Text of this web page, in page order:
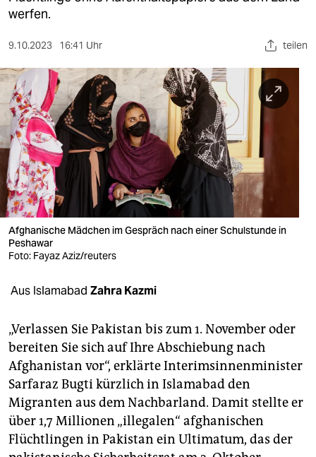
gesellschaft
kultur
sport
berlin
nord
wahrheit
verlag
verlag
veranstaltungen
unterstützen
abo
genossenschaft
epaper login
werfen.
9.10.2023 16:41 Uhr teilen
Afghanische Mädchen im Gespräch nach einer Schulstunde in
Peshawar
Foto: Fayaz Aziz/reuters
Aus Islamabad Zahra Kazmi
„Verlassen Sie Pakistan bis zum 1. November oder
bereiten Sie sich auf Ihre Abschiebung nach
Afghanistan vor“, erklärte Interimsinnenminister
Sarfaraz Bugti kürzlich in Islamabad den
Migranten aus dem Nachbarland. Damit stellte er
über 1,7 Millionen „illegalen“ afghanischen
Flüchtlingen in Pakistan ein Ultimatum, das der